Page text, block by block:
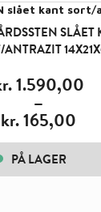
SLÅET
ANTRAZIT
kr.165,00
–
1.590,00
PÅ LAGER